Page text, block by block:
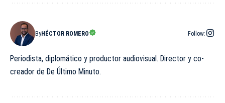
ByHÉCTOR ROMERO Follow:
Periodista, diplomático y productor audiovisual. Director y co-
creador de De Último Minuto.